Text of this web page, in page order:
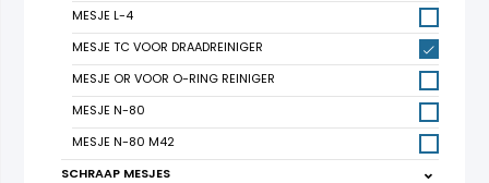
MESJE L-4
MESJE TC VOOR DRAADREINIGER
MESJE OR VOOR O-RING REINIGER
MESJE N-80
MESJE N-80 M42
SCHRAAP MESJES